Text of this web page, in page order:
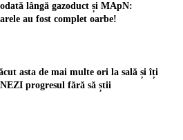
lângă gazoduct și MApN:
au fost complet oarbe!
asta de mai multe ori la sală și îți
progresul fără să știi